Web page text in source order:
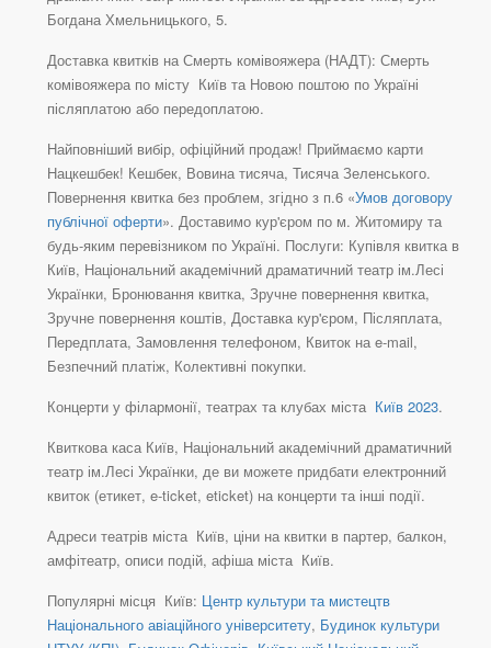
Богдана Хмельницького, 5.
Доставка квитків на Смерть комівояжера (НАДТ): Смерть
комівояжера по місту Київ та Новою поштою по Україні
післяплатою або передоплатою.
Найповніший вибір, офіційний продаж! Приймаємо карти
Нацкешбек! Кешбек, Вовина тисяча, Тисяча Зеленського.
Повернення квитка без проблем, згідно з п.6 «Умов договору
публічної оферти». Доставимо кур'єром по м. Житомиру та
будь-яким перевізником по Україні. Послуги: Купівля квитка в
Київ, Національний академічний драматичний театр ім.Лесі
Українки, Бронювання квитка, Зручне повернення квитка,
Зручне повернення коштів, Доставка кур'єром, Післяплата,
Передплата, Замовлення телефоном, Квиток на e-mail,
Безпечний платіж, Колективні покупки.
Концерти у філармонії, театрах та клубах міста Київ 2023.
Квиткова каса Київ, Національний академічний драматичний
театр ім.Лесі Українки, де ви можете придбати електронний
квиток (етикет, e-ticket, eticket) на концерти та інші події.
Адреси театрів міста Київ, ціни на квитки в партер, балкон,
амфітеатр, описи подій, афіша міста Київ.
Популярні місця Київ: Центр культури та мистецтв
Національного авіаційного університету, Будинок культури